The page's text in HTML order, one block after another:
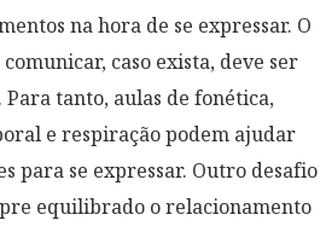
na hora de se expressar. O
caso exista, deve ser
tanto, aulas de fonética,
e respiração podem ajudar
para se expressar. Outro desafio
equilibrado o relacionamento